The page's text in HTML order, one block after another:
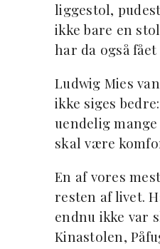
liggestol,
ikke bare en
har da også
Ludwig Mies
ikke siges
uendelig
skal være
En af vores
resten af livet.
endnu ikke var
Kinastolen,